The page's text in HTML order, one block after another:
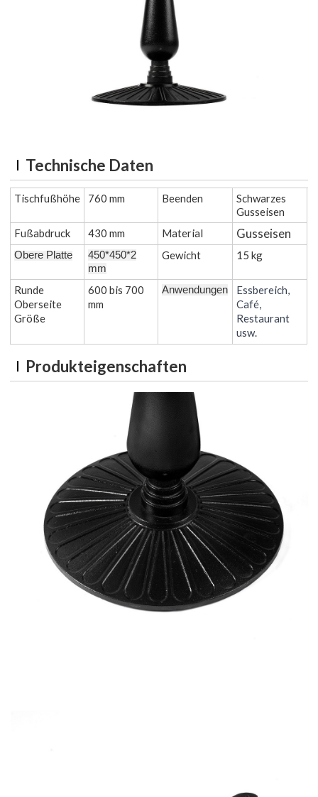
Technische Daten
Tischfußhöhe 760 mm Beenden
Schwarzes
Gusseisen
Fußabdruck
430 mm Material Gusseisen
Obere Platte
450*450*2
mm
Gewicht 15 kg
Runde
Oberseite
Größe
600 bis 700
mm
Anwendungen
Essbereich,
Café,
Restaurant
usw.
Produkteigenschaften